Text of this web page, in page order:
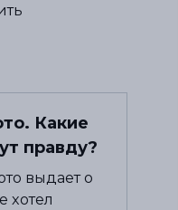
Какие
правду?
выдает о
хотел